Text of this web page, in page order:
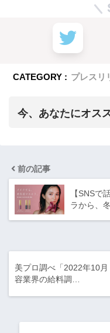
CATEGORY : プレスリ
今、あなたにオス
前の記事
【SNSで
ラから、
美プロ調べ「2022年10
容業界の給料調…